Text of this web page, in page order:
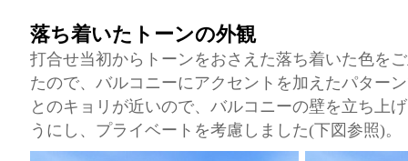
落ち着いたトーンの外観
打合せ当初からトーンをおさえた落ち着いた色を
たので、バルコニーにアクセントを加えたパター
とのキョリが近いので、バルコニーの壁を立ち上
うにし、プライベートを考慮しました(下図参照)。